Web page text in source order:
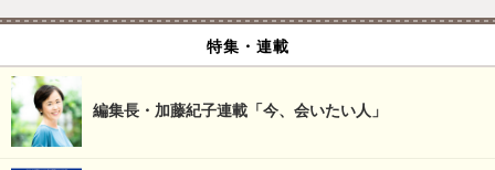
特集・連載
編集長・加藤紀子連載「今、会いたい人」